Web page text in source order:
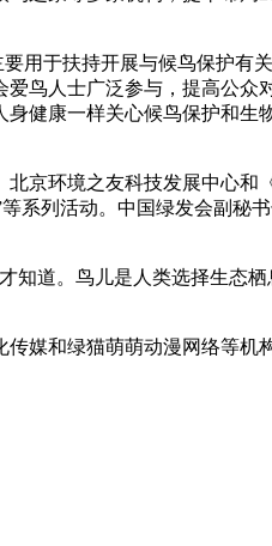
用于扶持开展与候鸟保护有
鸟人士广泛参与，提高公众
健康一样关心候鸟保护和生
京环境之友科技发展中心和
系列活动。中国绿发会副秘
知道。鸟儿是人类选择生态
媒和绿猫萌萌动漫网络等机